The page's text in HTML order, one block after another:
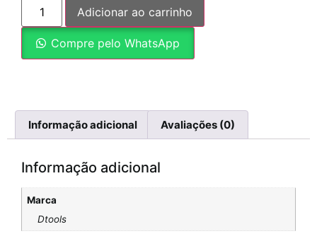
Adicionar ao carrinho
Compre pelo WhatsApp
Informação adicional Avaliações (0)
Informação adicional
Marca
Dtools